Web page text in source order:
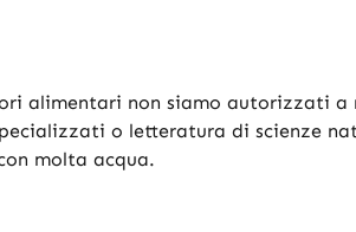
alimentari non siamo autorizzati
o letteratura di scienze
molta acqua.